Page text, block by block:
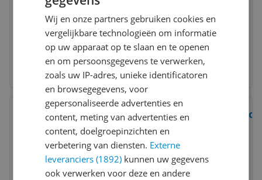
Vergelijken
Bekijk product
Wij en onze partners gebruiken cookies en
vergelijkbare technologieën om informatie
op uw apparaat op te slaan en te openen
en om persoonsgegevens te verwerken,
zoals uw IP-adres, unieke identificatoren
en browsegegevens, voor
gepersonaliseerde advertenties en
content, meting van advertenties en
content, doelgroepinzichten en
verbetering van diensten. Externe
leveranciers (1892) kunnen uw gegevens
ook verwerken voor deze en andere